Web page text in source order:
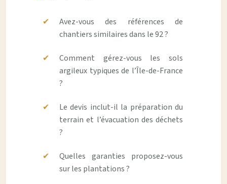
Avez-vous des références de
chantiers similaires dans le 92 ?
Comment gérez-vous les sols
argileux typiques de l’Île-de-France
?
Le devis inclut-il la préparation du
terrain et l’évacuation des déchets
?
Quelles garanties proposez-vous
sur les plantations ?